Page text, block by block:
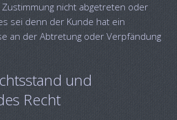
nicht abgetreten oder
sei denn der Kunde hat ein
an der Abtretung oder Verpfändung
und
Recht